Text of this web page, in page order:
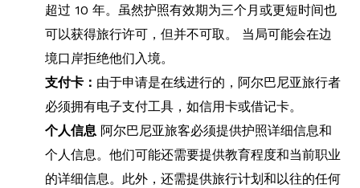
超过 10 年。虽然护照有效期为三个月或更短时间也
可以获得旅行许可，但并不可取。 当局可能会在边
境口岸拒绝他们入境。
支付卡： 由于申请是在线进行的，阿尔巴尼亚旅行者
必须拥有电子支付工具，如信用卡或借记卡。
个人信息 阿尔巴尼亚旅客必须提供护照详细信息和
个人信息。他们可能还需要提供教育程度和当前职业
的详细信息。此外，还需提供旅行计划和以往的任何